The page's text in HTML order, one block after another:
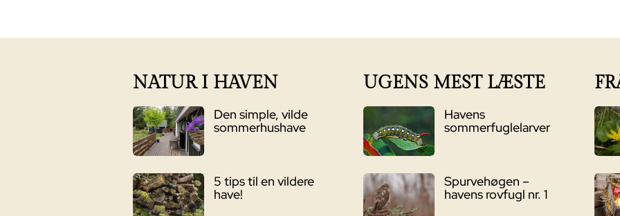
NATUR I HAVEN
Den simple, vilde
sommerhushave
5 tips til en vildere
have!
UGENS MEST LÆSTE
Havens
sommerfuglelarver
Spurvehøgen –
havens rovfugl nr. 1